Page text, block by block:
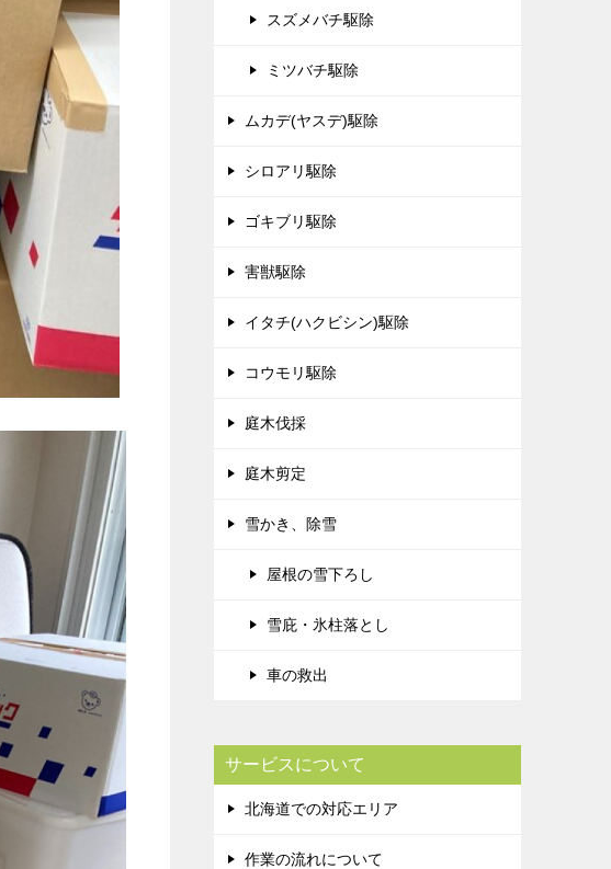
スズメバチ駆除
ミツバチ駆除
ムカデ(ヤスデ)駆除
シロアリ駆除
ゴキブリ駆除
害獣駆除
イタチ(ハクビシン)駆除
コウモリ駆除
庭木伐採
庭木剪定
雪かき、除雪
屋根の雪下ろし
雪庇・氷柱落とし
車の救出
サービスについて
北海道での対応エリア
作業の流れについて